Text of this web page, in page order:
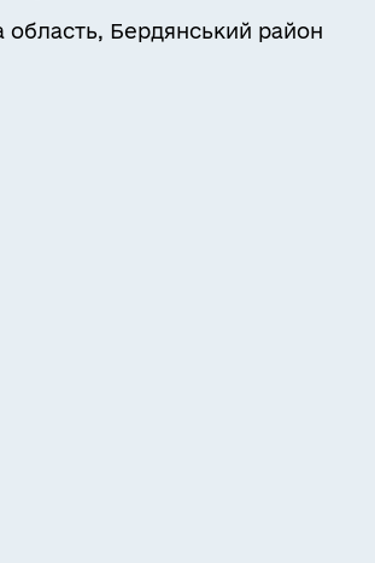
область, Бердянський район